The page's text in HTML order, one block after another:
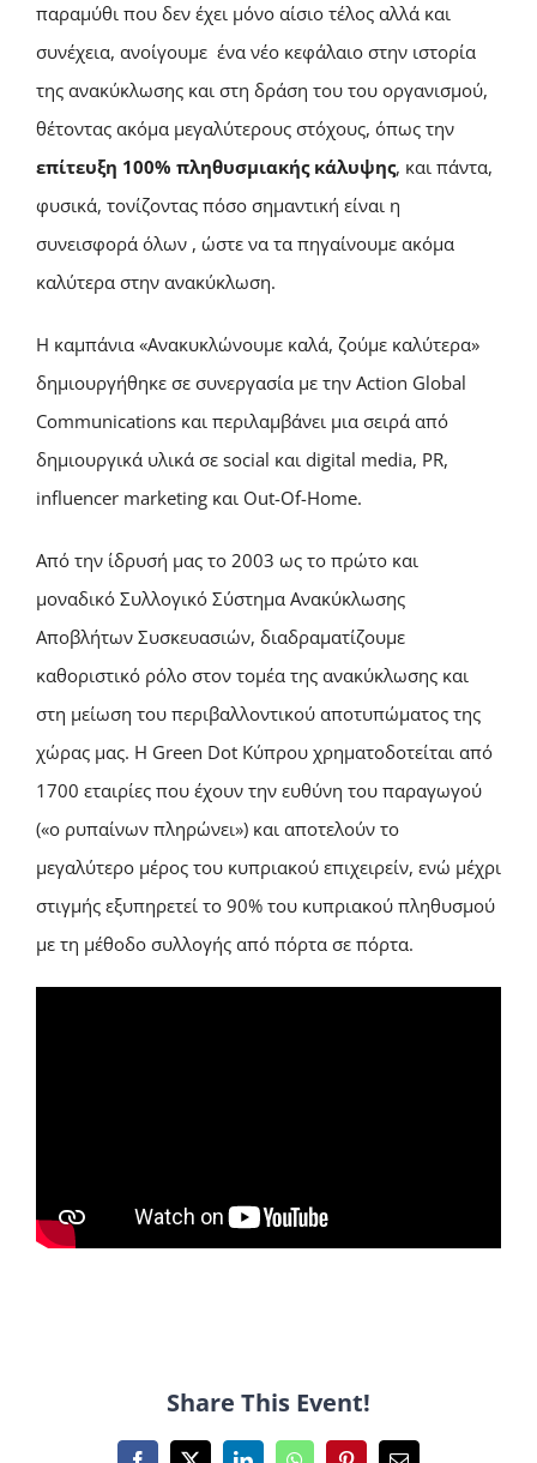
παραμύθι που δεν έχει μόνο αίσιο τέλος αλλά και
συνέχεια, ανοίγουμε ένα νέο κεφάλαιο στην ιστορία
της ανακύκλωσης και στη δράση του του οργανισμού,
θέτοντας ακόμα μεγαλύτερους στόχους, όπως την
επίτευξη 100% πληθυσμιακής κάλυψης, και πάντα,
φυσικά, τονίζοντας πόσο σημαντική είναι η
συνεισφορά όλων , ώστε να τα πηγαίνουμε ακόμα
καλύτερα στην ανακύκλωση.
Η καμπάνια «Ανακυκλώνουμε καλά, ζούμε καλύτερα»
δημιουργήθηκε σε συνεργασία με την Action Global
Communications και περιλαμβάνει μια σειρά από
δημιουργικά υλικά σε social και digital media, PR,
influencer marketing και Out-Of-Home.
Από την ίδρυσή μας το 2003 ως το πρώτο και
μοναδικό Συλλογικό Σύστημα Ανακύκλωσης
Αποβλήτων Συσκευασιών, διαδραματίζουμε
καθοριστικό ρόλο στον τομέα της ανακύκλωσης και
στη μείωση του περιβαλλοντικού αποτυπώματος της
χώρας μας. Η Green Dot Κύπρου χρηματοδοτείται από
1700 εταιρίες που έχουν την ευθύνη του παραγωγού
(«ο ρυπαίνων πληρώνει») και αποτελούν το
μεγαλύτερο μέρος του κυπριακού επιχειρείν, ενώ μέχρι
στιγμής εξυπηρετεί το 90% του κυπριακού πληθυσμού
με τη μέθοδο συλλογής από πόρτα σε πόρτα.
Share This Event!